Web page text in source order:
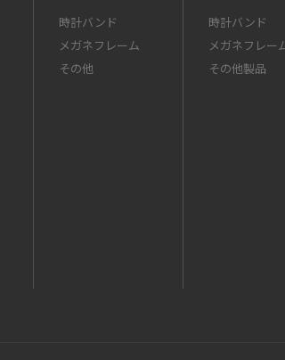
時計バンド
メガネフレーム
その他
時計バンド
メガネフレー
その他製品